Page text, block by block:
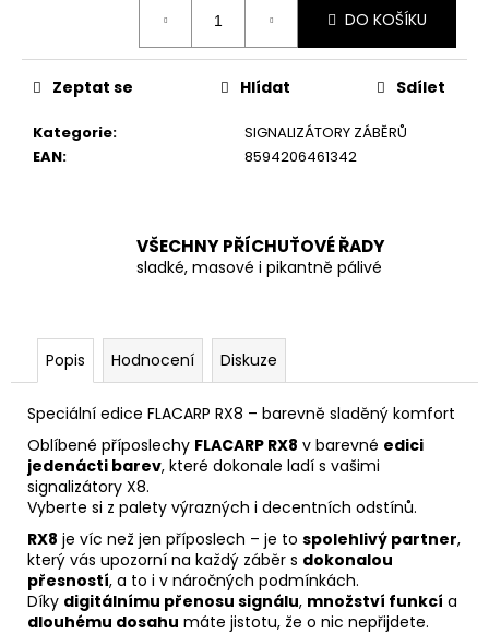
DO KOŠÍKU
Kategorie:
SIGNALIZÁTORY ZÁBĚRŮ
EAN: 8594206461342
Zeptat se Hlídat Sdílet
VŠECHNY PŘÍCHUŤOVÉ ŘADY
sladké, masové i pikantně pálivé
Popis Hodnocení Diskuze
Speciální edice FLACARP RX8 – barevně sladěný komfort
Oblíbené příposlechy FLACARP RX8 v barevné edici
jedenácti barev, které dokonale ladí s vašimi
signalizátory X8.
Vyberte si z palety výrazných i decentních odstínů.
RX8 je víc než jen příposlech – je to spolehlivý partner,
který vás upozorní na každý záběr s dokonalou
přesností, a to i v náročných podmínkách.
Díky digitálnímu přenosu signálu, množství funkcí a
dlouhému dosahu máte jistotu, že o nic nepřijdete.
p
o
u
č